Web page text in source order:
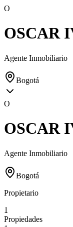
O
OSCAR
Agente Inmobiliario
Bogotá
O
OSCAR
Agente Inmobiliario
Bogotá
Propietario
1
Propiedades